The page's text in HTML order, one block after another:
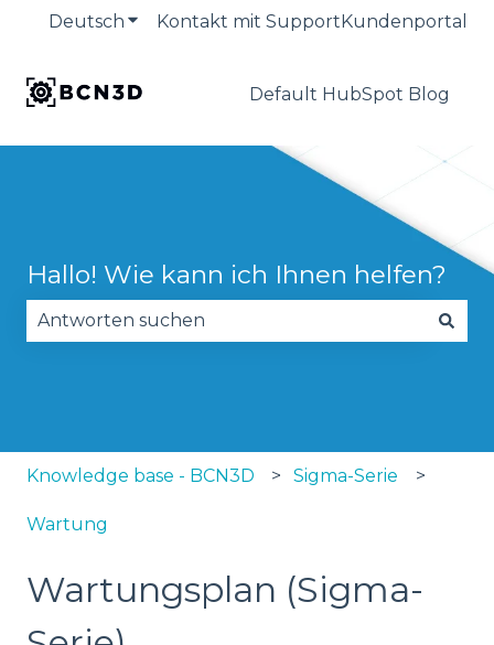
Deutsch Untermenü für Übersetzungen
Kontakt mit SupportKundenportal
Default HubSpot Blog
Hallo! Wie kann ich Ihnen helfen?
Knowledge base - BCN3D Sigma-Serie
Wartung
Wartungsplan (Sigma-